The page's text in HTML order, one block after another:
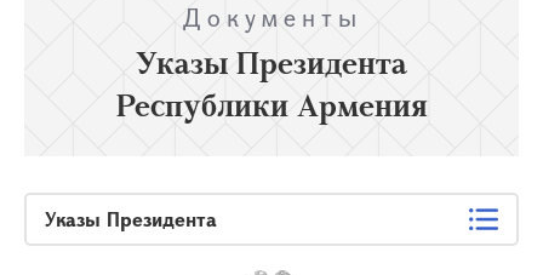
Документы
Указы Президента
Республики Армения
Указы Президента